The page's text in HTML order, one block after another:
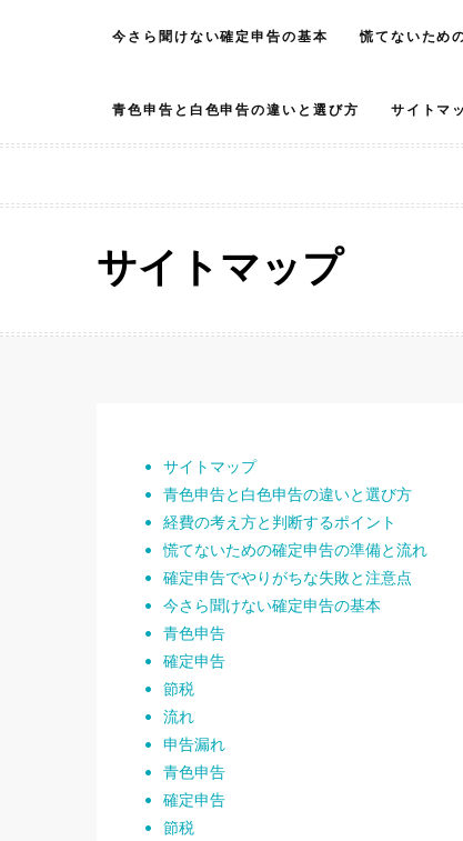
今さら聞けない確定申告の基本 慌てないため
青色申告と白色申告の違いと選び方 サイトマ
サイトマップ
サイトマップ
青色申告と白色申告の違いと選び方
経費の考え方と判断するポイント
慌てないための確定申告の準備と流れ
確定申告でやりがちな失敗と注意点
今さら聞けない確定申告の基本
青色申告
確定申告
節税
流れ
申告漏れ
青色申告
確定申告
節税